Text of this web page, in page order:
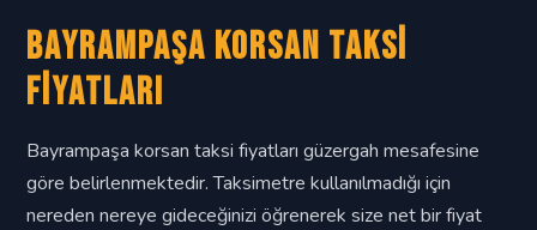
Bayrampaşa Korsan Taksi
Fiyatları
Bayrampaşa korsan taksi fiyatları güzergah mesafesine
göre belirlenmektedir. Taksimetre kullanılmadığı için
nereden nereye gideceğinizi öğrenerek size net bir fiyat